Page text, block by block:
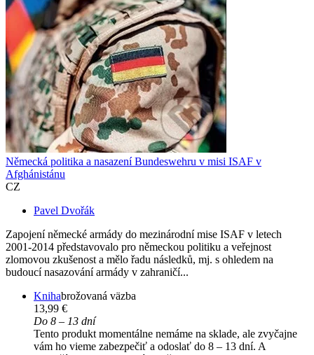
Německá politika a nasazení Bundeswehru v misi ISAF v
Afghánistánu
CZ
Pavel Dvořák
Zapojení německé armády do mezinárodní mise ISAF v letech
2001-2014 představovalo pro německou politiku a veřejnost
zlomovou zkušenost a mělo řadu následků, mj. s ohledem na
budoucí nasazování armády v zahraničí...
Knihabrožovaná väzba
13,99 €
Do 8 – 13 dní
Tento produkt momentálne nemáme na sklade, ale zvyčajne
vám ho vieme zabezpečiť a odoslať do 8 – 13 dní. A